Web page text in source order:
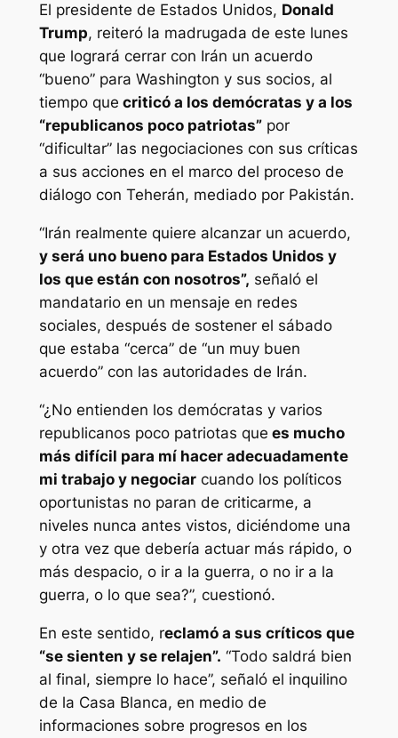
El presidente de Estados Unidos, Donald
Trump, reiteró la madrugada de este lunes
que logrará cerrar con Irán un acuerdo
“bueno” para Washington y sus socios, al
tiempo que criticó a los demócratas y a los
“republicanos poco patriotas”por
“dificultar” las negociaciones con sus críticas
a sus acciones en el marco del proceso de
diálogo con Teherán, mediado por Pakistán.
“Irán realmente quiere alcanzar un acuerdo,
y será uno bueno para Estados Unidos y
los que están con nosotros”, señaló el
mandatario en un mensaje en redes
sociales, después de sostener el sábado
que estaba “cerca” de “un muy buen
acuerdo” con las autoridades de Irán.
“¿No entienden los demócratas y varios
republicanos poco patriotas que es mucho
más difícil para mí hacer adecuadamente
mi trabajo y negociarcuando los políticos
oportunistas no paran de criticarme, a
niveles nunca antes vistos, diciéndome una
y otra vez que debería actuar más rápido, o
más despacio, o ir a la guerra, o no ir a la
guerra, o lo que sea?”, cuestionó.
En este sentido, reclamó a sus críticos que
“se sienten y se relajen”. “Todo saldrá bien
al final, siempre lo hace”, señaló el inquilino
de la Casa Blanca, en medio de
informaciones sobre progresos en los